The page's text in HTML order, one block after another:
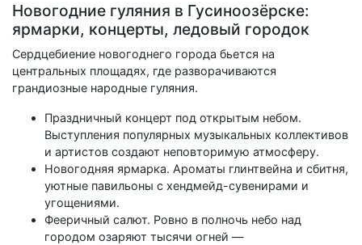
Новогодние гуляния в Гусиноозёрске:
ярмарки, концерты, ледовый городок
Сердцебиение новогоднего города бьется на
центральных площадях, где разворачиваются
грандиозные народные гуляния.
Праздничный концерт под открытым небом.
Выступления популярных музыкальных коллективов
и артистов создают неповторимую атмосферу.
Новогодняя ярмарка. Ароматы глинтвейна и сбитня,
уютные павильоны с хендмейд-сувенирами и
угощениями.
Фееричный салют. Ровно в полночь небо над
городом озаряют тысячи огней —